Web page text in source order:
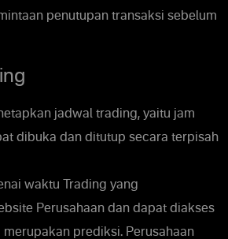
penutupan transaksi sebelum
jadwal trading, yaitu jam
dibuka dan ditutup secara terpisah
waktu Trading yang
Perusahaan dan dapat diakses
merupakan prediksi. Perusahaan